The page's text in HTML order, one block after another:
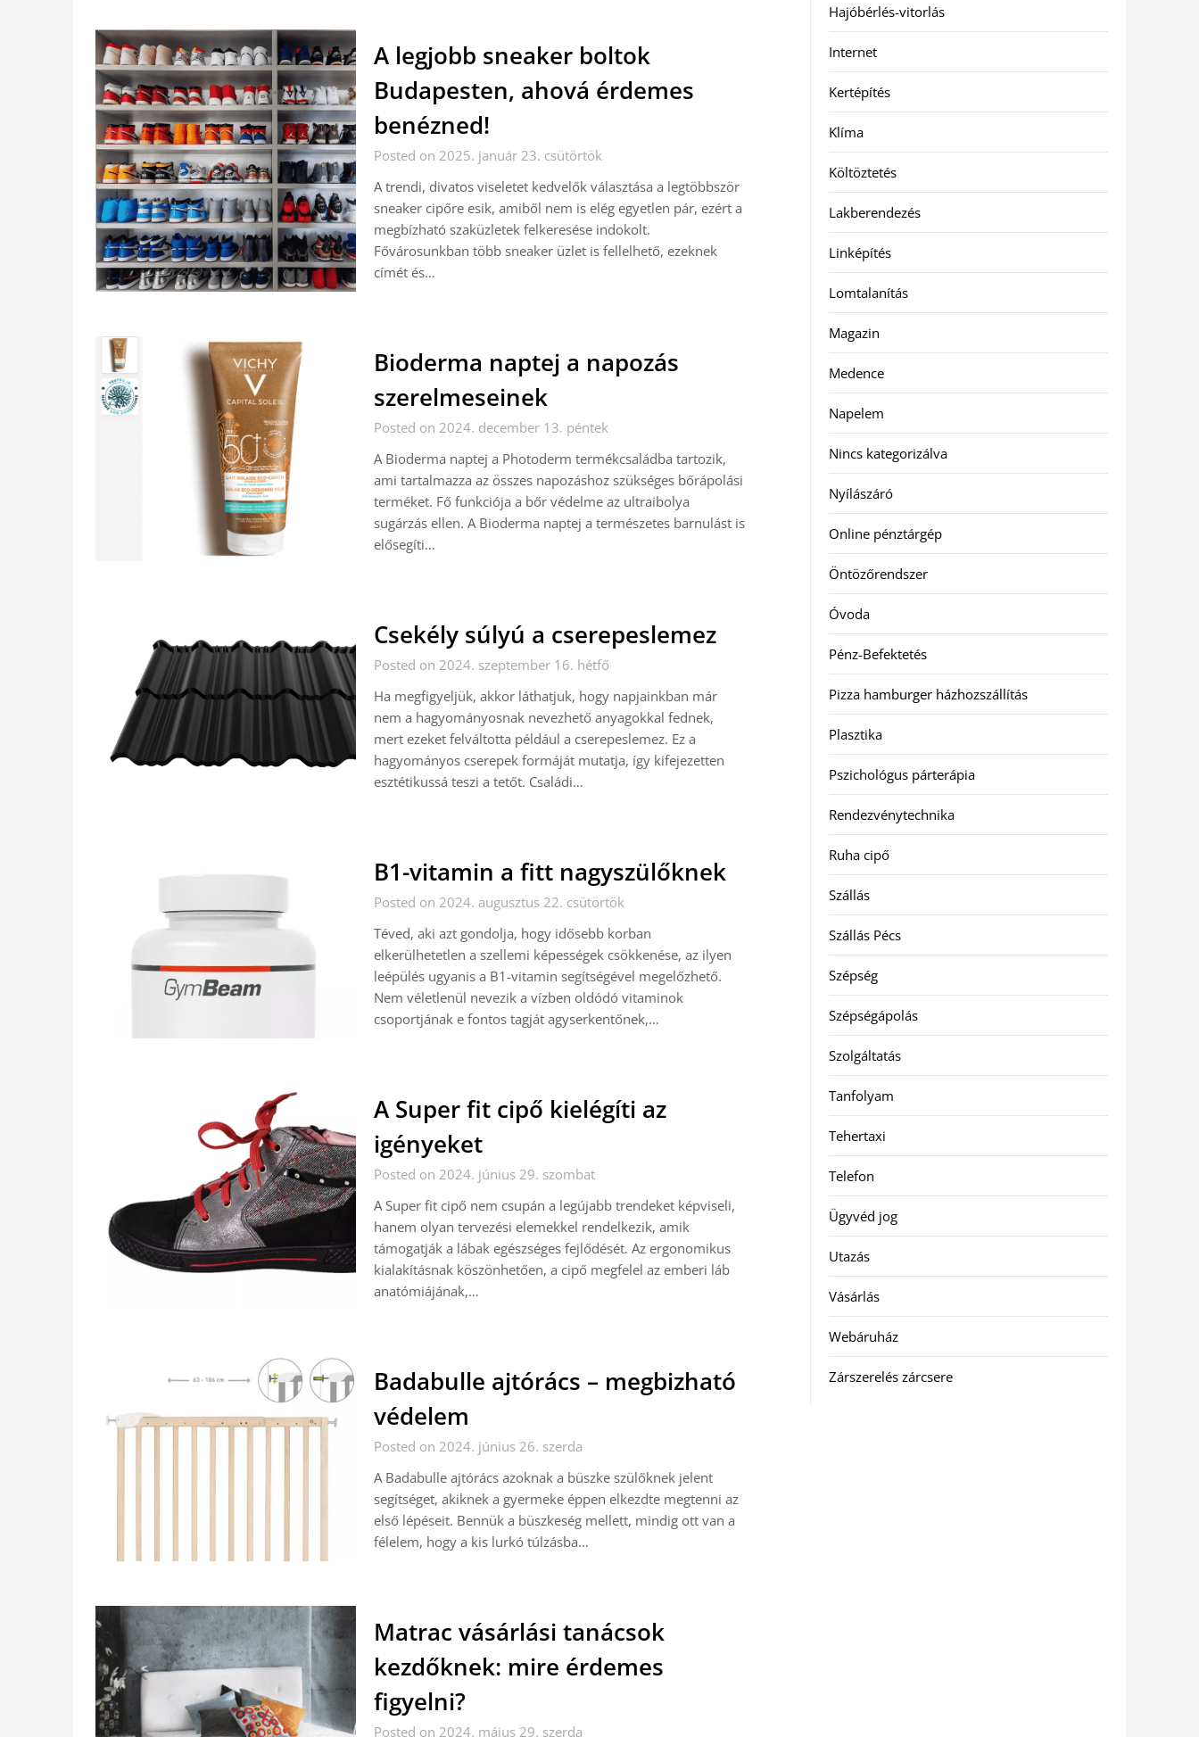
A legjobb sneaker boltok
Budapesten, ahová érdemes
benézned!
Posted on 2025. január 23. csütörtök
A trendi, divatos viseletet kedvelők választása a legtöbbször
sneaker cipőre esik, amiből nem is elég egyetlen pár, ezért a
megbízható szaküzletek felkeresése indokolt.
Fővárosunkban több sneaker üzlet is fellelhető, ezeknek
címét és…
Bioderma naptej a napozás
szerelmeseinek
Posted on 2024. december 13. péntek
A Bioderma naptej a Photoderm termékcsaládba tartozik,
ami tartalmazza az összes napozáshoz szükséges bőrápolási
terméket. Fő funkciója a bőr védelme az ultraibolya
sugárzás ellen. A Bioderma naptej a természetes barnulást is
elősegíti…
Csekély súlyú a cserepeslemez
Posted on 2024. szeptember 16. hétfő
Ha megfigyeljük, akkor láthatjuk, hogy napjainkban már
nem a hagyományosnak nevezhető anyagokkal fednek,
mert ezeket felváltotta például a cserepeslemez. Ez a
hagyományos cserepek formáját mutatja, így kifejezetten
esztétikussá teszi a tetőt. Családi…
B1-vitamin a fitt nagyszülőknek
Posted on 2024. augusztus 22. csütörtök
Téved, aki azt gondolja, hogy idősebb korban
elkerülhetetlen a szellemi képességek csökkenése, az ilyen
leépülés ugyanis a B1-vitamin segítségével megelőzhető.
Nem véletlenül nevezik a vízben oldódó vitaminok
csoportjának e fontos tagját agyserkentőnek,…
A Super fit cipő kielégíti az
igényeket
Posted on 2024. június 29. szombat
A Super fit cipő nem csupán a legújabb trendeket képviseli,
hanem olyan tervezési elemekkel rendelkezik, amik
támogatják a lábak egészséges fejlődését. Az ergonomikus
kialakításnak köszönhetően, a cipő megfelel az emberi láb
anatómiájának,…
Badabulle ajtórács – megbizható
védelem
Posted on 2024. június 26. szerda
A Badabulle ajtórács azoknak a büszke szülőknek jelent
segítséget, akiknek a gyermeke éppen elkezdte megtenni az
első lépéseit. Bennük a büszkeség mellett, mindig ott van a
félelem, hogy a kis lurkó túlzásba…
Matrac vásárlási tanácsok
kezdőknek: mire érdemes
figyelni?
Posted on 2024. május 29. szerda
Hajóbérlés-vitorlás
Internet
Kertépítés
Klíma
Költöztetés
Lakberendezés
Linképítés
Lomtalanítás
Magazin
Medence
Napelem
Nincs kategorizálva
Nyílászáró
Online pénztárgép
Öntözőrendszer
Óvoda
Pénz-Befektetés
Pizza hamburger házhozszállítás
Plasztika
Pszichológus párterápia
Rendezvénytechnika
Ruha cipő
Szállás
Szállás Pécs
Szépség
Szépségápolás
Szolgáltatás
Tanfolyam
Tehertaxi
Telefon
Ügyvéd jog
Utazás
Vásárlás
Webáruház
Zárszerelés zárcsere